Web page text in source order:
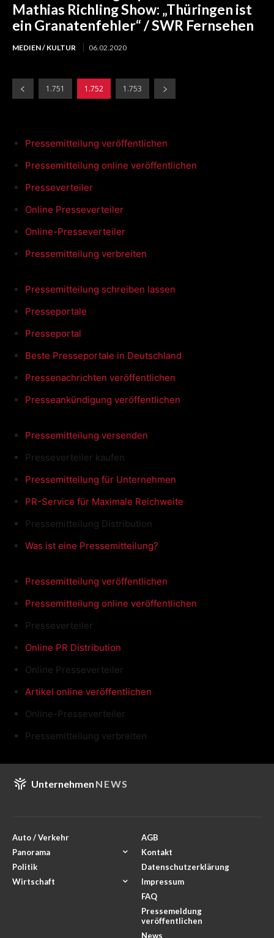
Mathias Richling Show: „Thüringen ist
ein Granatenfehler“ / SWR Fernsehen
MEDIEN / KULTUR 06.02.2020
1.751 1.752 1.753
Pressemitteilung veröffentlichen
Pressemitteilung online veröffentlichen
Presseverteiler
Online Presseverteiler
Online-Presseverteiler
Pressemitteilung verbreiten
Pressemitteilung schreiben lassen
Presseportale
Presseportal
Beste Presseportale in Deutschland
Pressenachrichten veröffentlichen
Presseankündigung veröffentlichen
Pressemitteilung versenden
Presseverteiler kaufen
Pressemitteilung für Unternehmen
PR-Service für Maximale Reichweite
Pressemitteilung Distribution
Was ist eine Pressemitteilung?
Pressemitteilung veröffentlichen
Pressemitteilung online veröffentlichen
Presseverteiler
Online PR Distribution
Online Presseverteiler
Artikel online veröffentlichen
Online-Presseverteiler
Pressemitteilung verbreiten
Unternehmen NEWS
Auto / Verkehr
Panorama
Politik
Wirtschaft
AGB
Kontakt
Datenschutzerklärung
Impressum
FAQ
Pressemeldung
veröffentlichen
News